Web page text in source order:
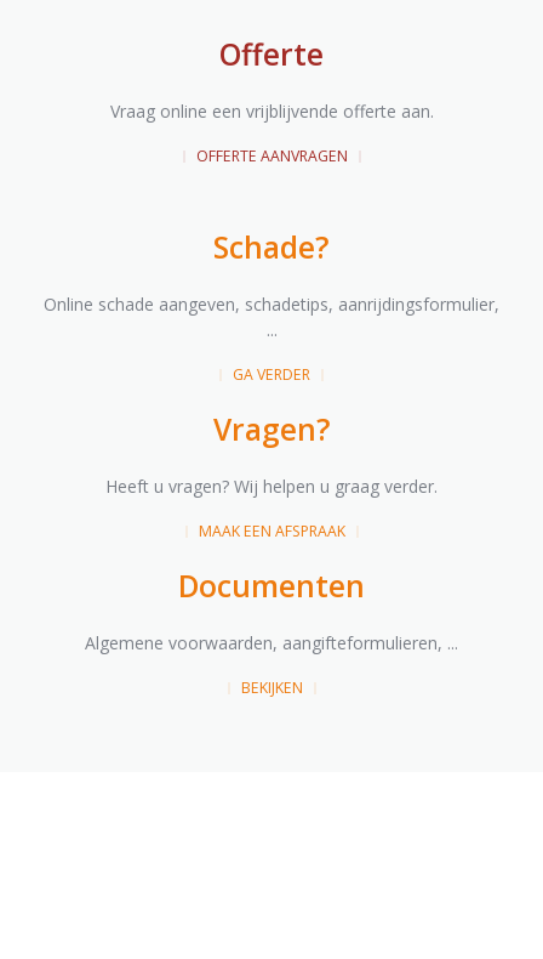
Offerte
Vraag online een vrijblijvende offerte aan.
OFFERTE AANVRAGEN
Schade?
Online schade aangeven, schadetips, aanrijdingsformulier,
...
GA VERDER
Vragen?
Heeft u vragen? Wij helpen u graag verder.
MAAK EEN AFSPRAAK
Documenten
Algemene voorwaarden, aangifteformulieren, ...
BEKIJKEN